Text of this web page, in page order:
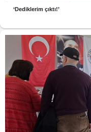
‘Dediklerim çıktı!’